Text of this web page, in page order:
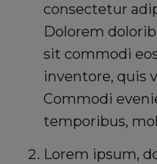
consectetur
Dolorem
sit commodi
inventore, quis
Commodi
temporibus,
Lorem ipsum,